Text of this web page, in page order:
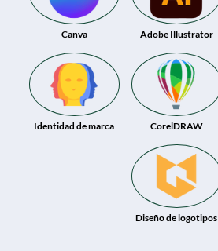
Canva Adobe Illustrator
Identidad de marca CorelDRAW
Diseño de logotipos